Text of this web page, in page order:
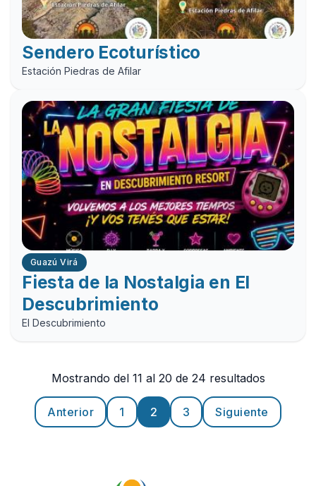
Sendero Ecoturístico
Estación Piedras de Afilar
Guazú Virá
Fiesta de la Nostalgia en El
Descubrimiento
El Descubrimiento
Mostrando del 11 al 20 de 24 resultados
Anterior 1 2 3 Siguiente